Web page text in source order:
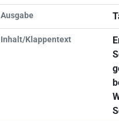
Ausgabe
Inhalt/Klappentext